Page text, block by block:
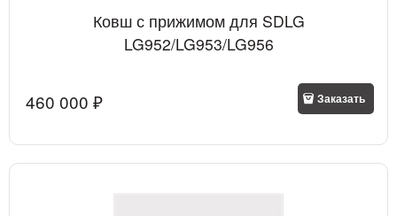
Ковш с прижимом для SDLG
LG952/LG953/LG956
460 000 ₽ Заказать